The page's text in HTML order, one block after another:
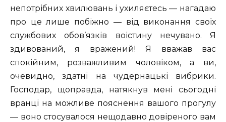
непотрібних хвилювань і ухиляєтесь — нагадаю
про це лише побіжно — від виконання своїх
службових обов’язків воістину нечувано. Я
здивований, я вражений! Я вважав вас
спокійним, розважливим чоловіком, а ви,
очевидно, здатні на чудернацькі вибрики.
Господар, щоправда, натякнув мені сьогодні
вранці на можливе пояснення вашого прогулу
— воно стосувалося нещодавно довіреного вам